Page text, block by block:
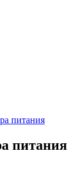
питания
питания